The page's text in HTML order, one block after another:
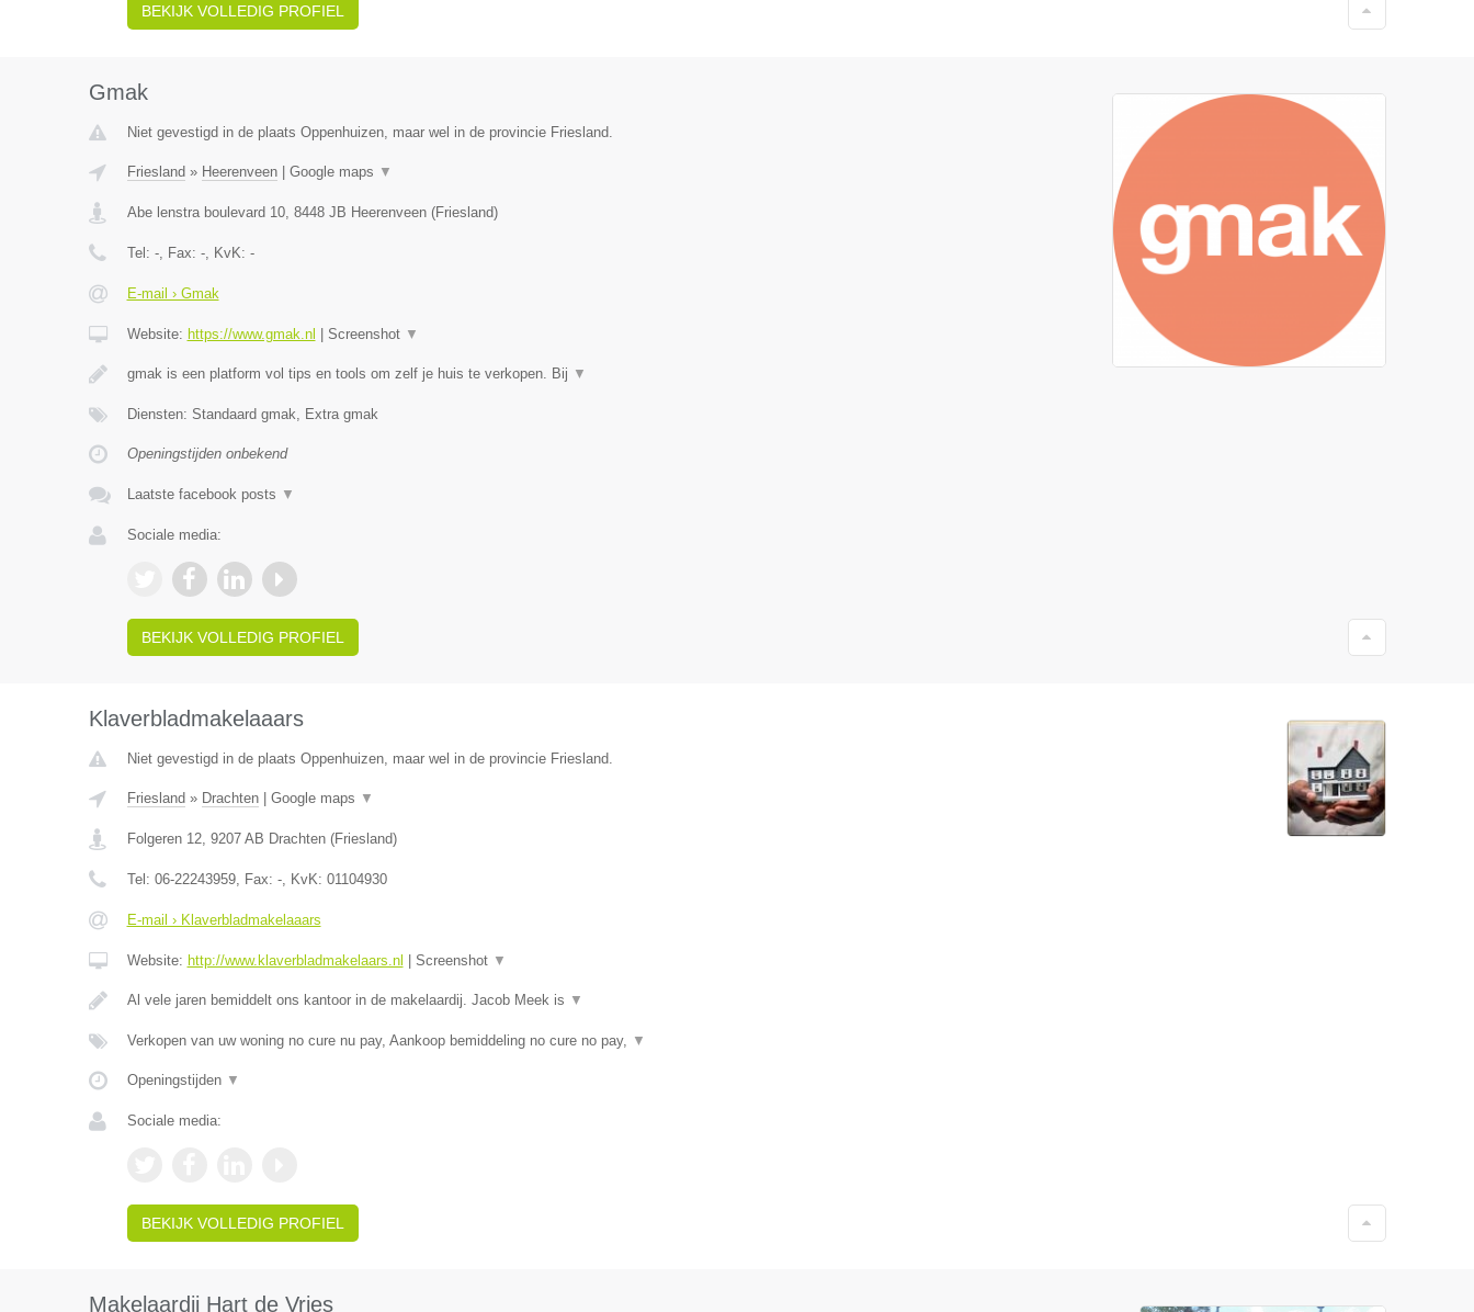
BEKIJK VOLLEDIG PROFIEL
Gmak
Niet gevestigd in de plaats Oppenhuizen, maar wel in de provincie Friesland.
Friesland » Heerenveen| Google maps ▼
Abe lenstra boulevard 10, 8448 JB Heerenveen(Friesland)
Tel: -, Fax: -, KvK: -
E-mail › Gmak
Website: https://www.gmak.nl Screenshot ▼
gmak is een platform vol tips en tools om zelf je huis te verkopen. Bij ▼
Diensten: Standaard gmak, Extra gmak
Openingstijden onbekend
Laatste facebook posts ▼
Sociale media:
BEKIJK VOLLEDIG PROFIEL
Klaverbladmakelaaars
Niet gevestigd in de plaats Oppenhuizen, maar wel in de provincie Friesland.
Friesland » Drachten| Google maps ▼
Folgeren 12, 9207 AB Drachten(Friesland)
Tel: 06-22243959, Fax: -, KvK: 01104930
E-mail › Klaverbladmakelaaars
Website: http://www.klaverbladmakelaars.nl Screenshot ▼
Al vele jaren bemiddelt ons kantoor in de makelaardij. Jacob Meek is ▼
Verkopen van uw woning no cure nu pay, Aankoop bemiddeling no cure no pay, ▼
Openingstijden ▼
Sociale media:
BEKIJK VOLLEDIG PROFIEL
Makelaardij Hart de Vries